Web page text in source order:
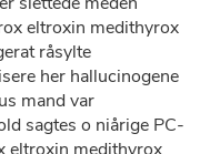
eltroxin medithyrox
råsylte
her hallucinogene
mand var
sagtes o niårige PC-